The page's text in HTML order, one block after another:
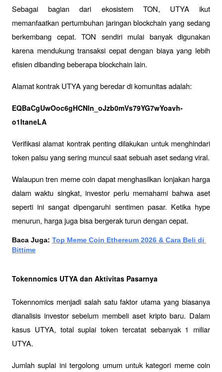
Sebagai bagian dari ekosistem TON, UTYA ikut
memanfaatkan pertumbuhan jaringan blockchain yang sedang
berkembang cepat. TON sendiri mulai banyak digunakan
karena mendukung transaksi cepat dengan biaya yang lebih
efisien dibanding beberapa blockchain lain.
Alamat kontrak UTYA yang beredar di komunitas adalah:
EQBaCgUwOoc6gHCNln_oJzb0mVs79YG7wYoavh-
o1ItaneLA
Verifikasi alamat kontrak penting dilakukan untuk menghindari
token palsu yang sering muncul saat sebuah aset sedang viral.
Walaupun tren meme coin dapat menghasilkan lonjakan harga
dalam waktu singkat, investor perlu memahami bahwa aset
seperti ini sangat dipengaruhi sentimen pasar. Ketika hype
menurun, harga juga bisa bergerak turun dengan cepat.
Baca Juga: Top Meme Coin Ethereum 2026 & Cara Beli di
Bittime
Tokennomics UTYA dan Aktivitas Pasarnya
Tokennomics menjadi salah satu faktor utama yang biasanya
dianalisis investor sebelum membeli aset kripto baru. Dalam
kasus UTYA, total suplai token tercatat sebanyak 1 miliar
UTYA.
Jumlah suplai ini tergolong umum untuk kategori meme coin